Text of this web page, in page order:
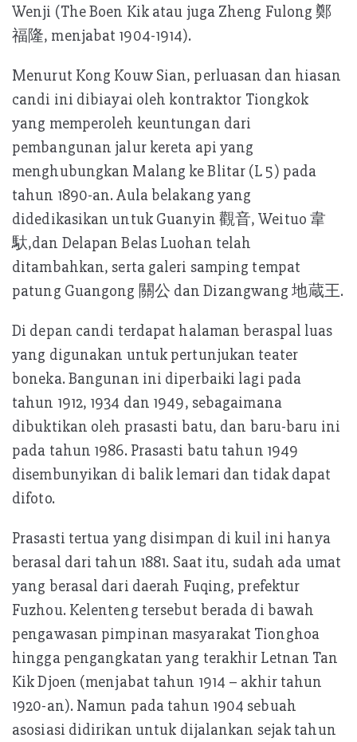
Wenji (The Boen Kik atau juga Zheng Fulong 鄭
福隆, menjabat 1904-1914).
Menurut Kong Kouw Sian, perluasan dan hiasan
candi ini dibiayai oleh kontraktor Tiongkok
yang memperoleh keuntungan dari
pembangunan jalur kereta api yang
menghubungkan Malang ke Blitar (L 5) pada
tahun 1890-an. Aula belakang yang
didedikasikan untuk Guanyin 觀音, Weituo 韋
馱,dan Delapan Belas Luohan telah
ditambahkan, serta galeri samping tempat
patung Guangong 關公 dan Dizangwang 地蔵王.
Di depan candi terdapat halaman beraspal luas
yang digunakan untuk pertunjukan teater
boneka. Bangunan ini diperbaiki lagi pada
tahun 1912, 1934 dan 1949, sebagaimana
dibuktikan oleh prasasti batu, dan baru-baru ini
pada tahun 1986. Prasasti batu tahun 1949
disembunyikan di balik lemari dan tidak dapat
difoto.
Prasasti tertua yang disimpan di kuil ini hanya
berasal dari tahun 1881. Saat itu, sudah ada umat
yang berasal dari daerah Fuqing, prefektur
Fuzhou. Kelenteng tersebut berada di bawah
pengawasan pimpinan masyarakat Tionghoa
hingga pengangkatan yang terakhir Letnan Tan
Kik Djoen (menjabat tahun 1914 – akhir tahun
1920-an). Namun pada tahun 1904 sebuah
asosiasi didirikan untuk dijalankan sejak tahun